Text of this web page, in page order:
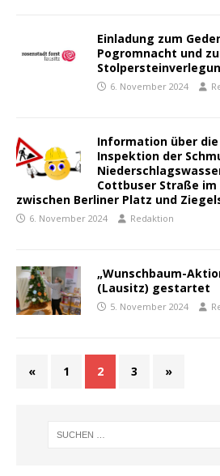
Einladung zum
Pogromnacht und
6. November 2024
Information über
Inspektion der
Cottbuser Straße
zwischen Berliner Platz und
6. November 2024 Redaktion
„Wunschbaum-
(Lausitz) gestartet
5. November 2024
« 1 2 3 »